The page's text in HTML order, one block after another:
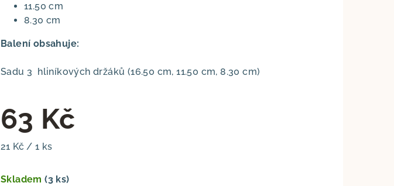
11.50 cm
8.30 cm
Balení obsahuje:
Sadu 3 hliníkových držáků (16.50 cm, 11.50 cm, 8.30 cm)
63 Kč
Měrná
21 Kč / 1 ks
Skladem(3 ks)